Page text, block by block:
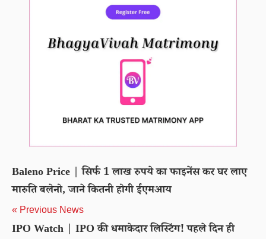
Baleno Price | सिर्फ 1 लाख रुपये का फाइनेंस कर घर लाए
मारुति बलेनो, जाने कितनी होगी ईएमआय
« Previous News
IPO Watch | IPO की धमाकेदार लिस्टिंग! पहले दिन ही